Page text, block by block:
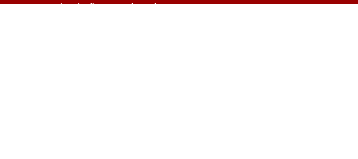
Cristóvão - Salvador - BA - CEP: 41.500-460